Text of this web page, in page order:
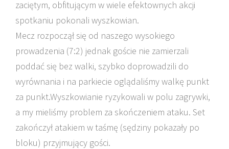
zaciętym, obfitującym w wiele efektownych akcji
spotkaniu pokonali wyszkowian.
Mecz rozpoczął się od naszego wysokiego
prowadzenia (7:2) jednak goście nie zamierzali
poddać się bez walki, szybko doprowadzili do
wyrównania i na parkiecie oglądaliśmy walkę punkt
za punkt.Wyszkowianie ryzykowali w polu zagrywki,
a my mieliśmy problem za skończeniem ataku. Set
zakończył atakiem w taśmę (sędziny pokazały po
bloku) przyjmujący gości.